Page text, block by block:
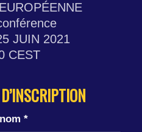
JUIN 2021
CEST
*